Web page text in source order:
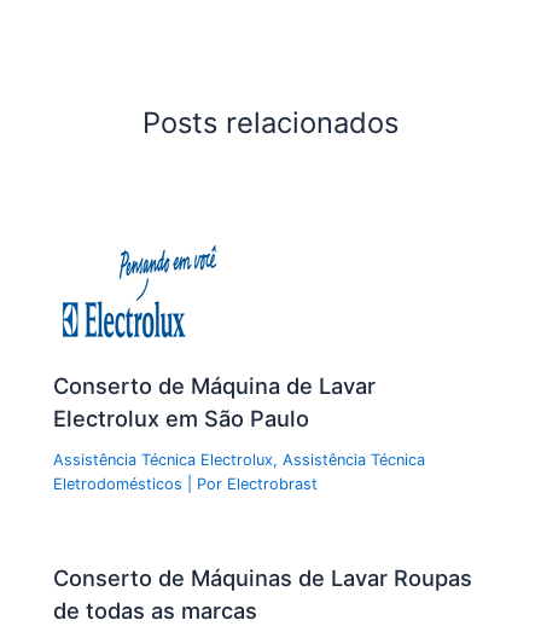
Posts relacionados
Conserto de Máquina de Lavar
Electrolux em São Paulo
Assistência Técnica Electrolux,Assistência Técnica
Eletrodomésticos | Por Electrobrast
Conserto de Máquinas de Lavar Roupas
de todas as marcas